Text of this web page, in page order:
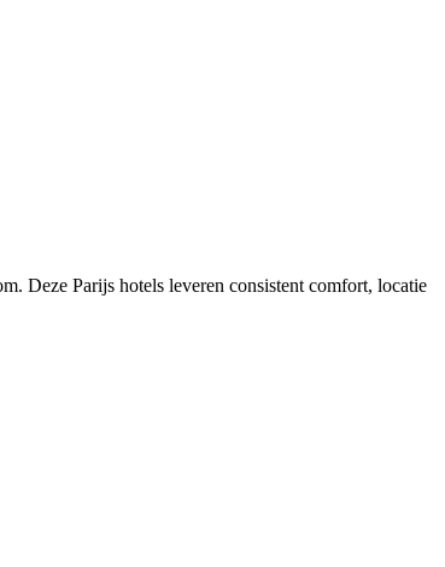
Deze Parijs hotels leveren consistent comfort, locatie